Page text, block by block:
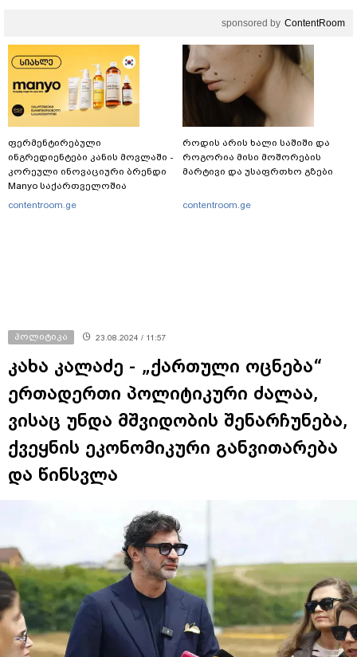
sponsored by ContentRoom
ფერმენტირებული
ინგრედიენტები კანის მოვლაში -
კორეული ინოვაციური ბრენდი
Manyo საქართველოშია
contentroom.ge
როდის არის ხალი საშიში და
როგორია მისი მოშორების
მარტივი და უსაფრთხო გზები
contentroom.ge
პოლიტიკა 23.08.2024 / 11:57
კახა კალაძე - „ქართული ოცნება“
ერთადერთი პოლიტიკური ძალაა,
ვისაც უნდა მშვიდობის შენარჩუნება,
ქვეყნის ეკონომიკური განვითარება
და წინსვლა